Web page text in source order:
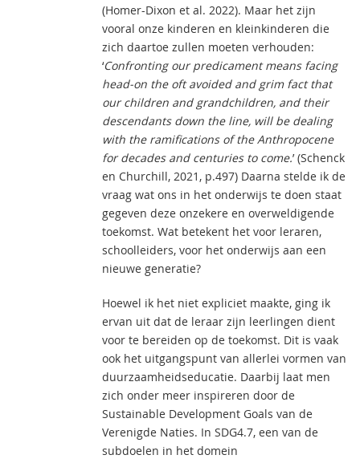
(Homer-Dixon et al. 2022). Maar het zijn
vooral onze kinderen en kleinkinderen die
zich daartoe zullen moeten verhouden:
‘Confronting our predicament means facing
head-on the oft avoided and grim fact that
our children and grandchildren, and their
descendants down the line, will be dealing
with the ramifications of the Anthropocene
for decades and centuries to come.’ (Schenck
en Churchill, 2021, p.497) Daarna stelde ik de
vraag wat ons in het onderwijs te doen staat
gegeven deze onzekere en overweldigende
toekomst. Wat betekent het voor leraren,
schoolleiders, voor het onderwijs aan een
nieuwe generatie?
Hoewel ik het niet expliciet maakte, ging ik
ervan uit dat de leraar zijn leerlingen dient
voor te bereiden op de toekomst. Dit is vaak
ook het uitgangspunt van allerlei vormen van
duurzaamheidseducatie. Daarbij laat men
zich onder meer inspireren door de
Sustainable Development Goals van de
Verenigde Naties. In SDG4.7, een van de
subdoelen in het domein